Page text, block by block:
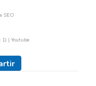
SEO
| Youtube